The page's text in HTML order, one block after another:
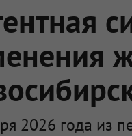
2026 года из